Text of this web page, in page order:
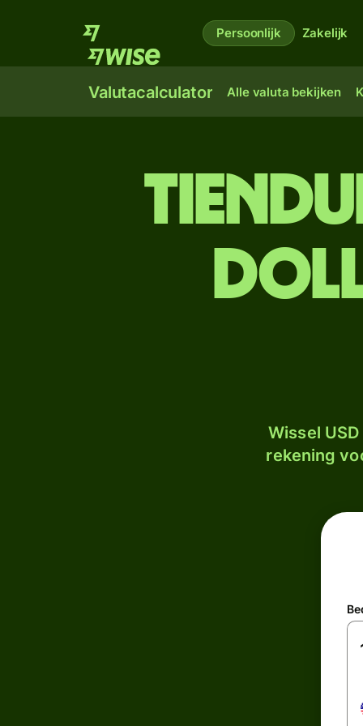
Persoonlijk Zakelijk
Valutacalculator Alle valuta bekijken
Wissel
rekening